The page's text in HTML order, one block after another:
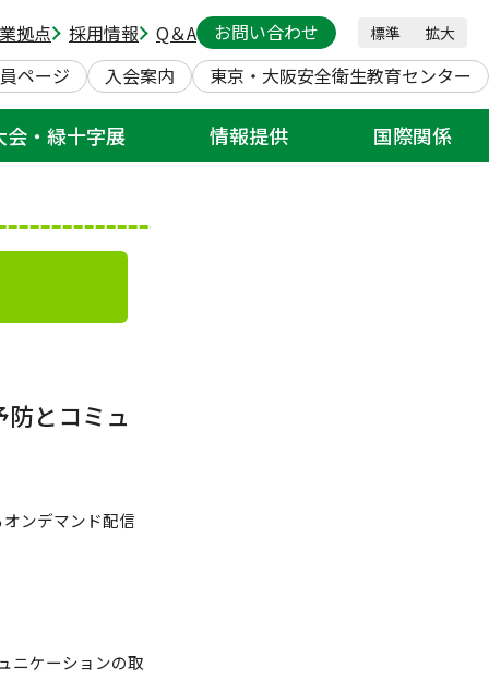
拠点 採用情報 Q＆A お問い合わせ 標準 拡大
ページ 入会案内 東京・大阪安全衛生教育センター
会・緑十字展 情報提供 国際関係
とコミュ
ンデマンド配信
ニケーションの取